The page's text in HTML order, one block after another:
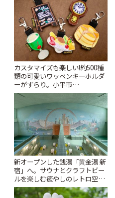
カスタマイズも楽しい!約500種
類の可愛いワッペンキーホルダ
ーがずらり。小平市
「Kimamaya T&K」 | ことりっ
新オープンした銭湯「黄金湯 新
宿」へ。サウナとクラフトビー
ルを楽しむ癒やしのレトロ空間
| ことりっぷ